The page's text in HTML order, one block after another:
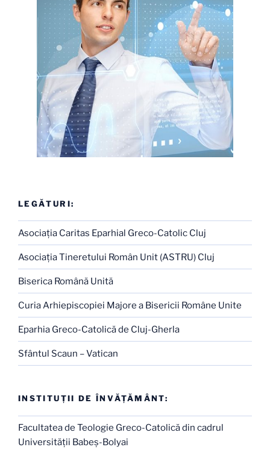
LEGĂTURI:
Asociaţia Caritas Eparhial Greco-Catolic Cluj
Asociaţia Tineretului Român Unit (ASTRU) Cluj
Biserica Română Unită
Curia Arhiepiscopiei Majore a Bisericii Române Unite
Eparhia Greco-Catolică de Cluj-Gherla
Sfântul Scaun – Vatican
INSTITUŢII DE ÎNVĂŢĂMÂNT:
Facultatea de Teologie Greco-Catolică din cadrul
Universităţii Babeş-Bolyai